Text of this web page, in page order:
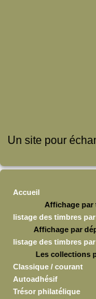
Un site pour
Accueil
Affichage par
listage des timbres par
Affichage par
listage des timbres
Les collections
Classique / courant
Autoadhésif
Trésor philatélique